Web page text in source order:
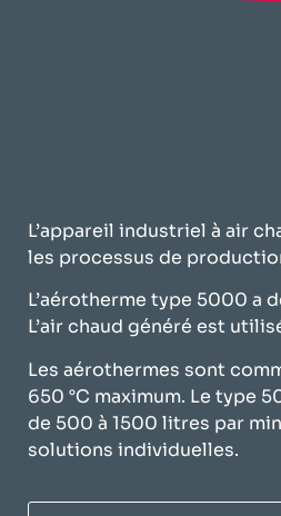
L’appareil industriel à air
les processus de
L’aérotherme type 5000 a
L’air chaud généré est
Les aérothermes sont
650 °C maximum. Le type
de 500 à 1500 litres par
solutions individuelles.